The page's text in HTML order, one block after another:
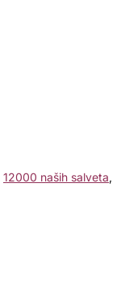
12000 naših salveta,